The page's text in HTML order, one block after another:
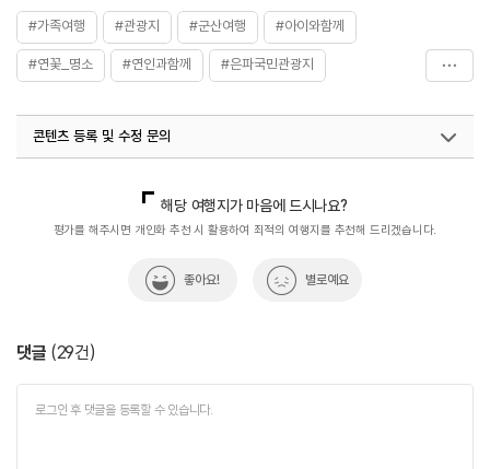
#가족여행 #관광지 #군산여행 #아이와함께
#연꽃_명소 #연인과함께 #은파국민관광지
#휴양여행 #힐링
콘텐츠 등록 및 수정 문의
열린관광콘텐츠팀(열린관광-모두의여행)
033-738-3425
해당 여행지가 마음에 드시나요?
평가를 해주시면 개인화 추천 시 활용하여 최적의 여행지를 추천해 드리겠습니다.
좋아요! 별로예요
댓글 (29건)